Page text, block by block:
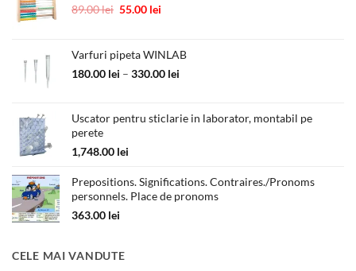
89.00lei Prețul
fost:
89.00 lei.
55.00 lei
55.00 lei.
Varfuri pipeta WINLAB
180.00 lei – 330.00 lei
180.00 lei
Uscator pentru sticlarie in laborator, montabil pe
perete
1,748.00 lei
Prepositions. Significations. Contraires./Pronoms
personnels. Place de pronoms
363.00 lei
CELE MAI VANDUTE